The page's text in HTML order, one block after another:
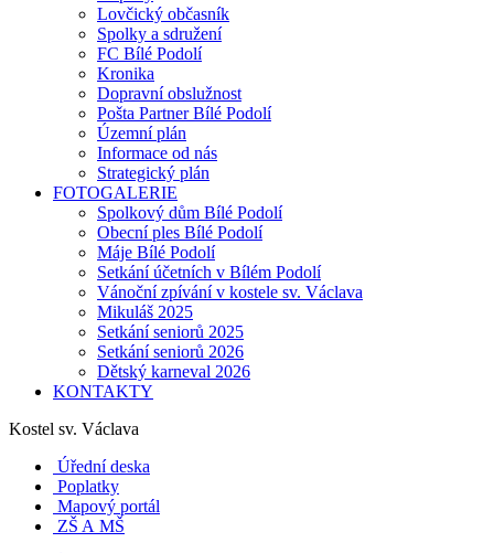
Lovčický občasník
Spolky a sdružení
FC Bílé Podolí
Kronika
Dopravní obslužnost
Pošta Partner Bílé Podolí
Územní plán
Informace od nás
Strategický plán
FOTOGALERIE
Spolkový dům Bílé Podolí
Obecní ples Bílé Podolí
Máje Bílé Podolí
Setkání účetních v Bílém Podolí
Vánoční zpívání v kostele sv. Václava
Mikuláš 2025
Setkání seniorů 2025
Setkání seniorů 2026
Dětský karneval 2026
KONTAKTY
Kostel sv. Václava
Úřední deska
Poplatky
Mapový portál
ZŠ A MŠ